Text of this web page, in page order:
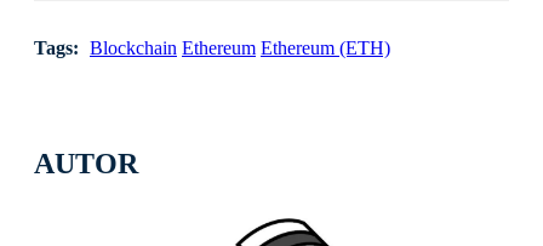
AUTOR
Tags: Blockchain Ethereum Ethereum (ETH)